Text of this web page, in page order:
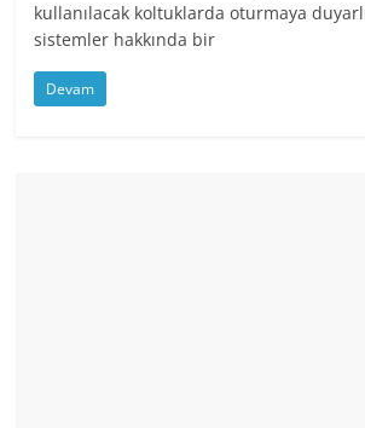
kullanılacak koltuklarda oturmaya
sistemler hakkında bir
Devam